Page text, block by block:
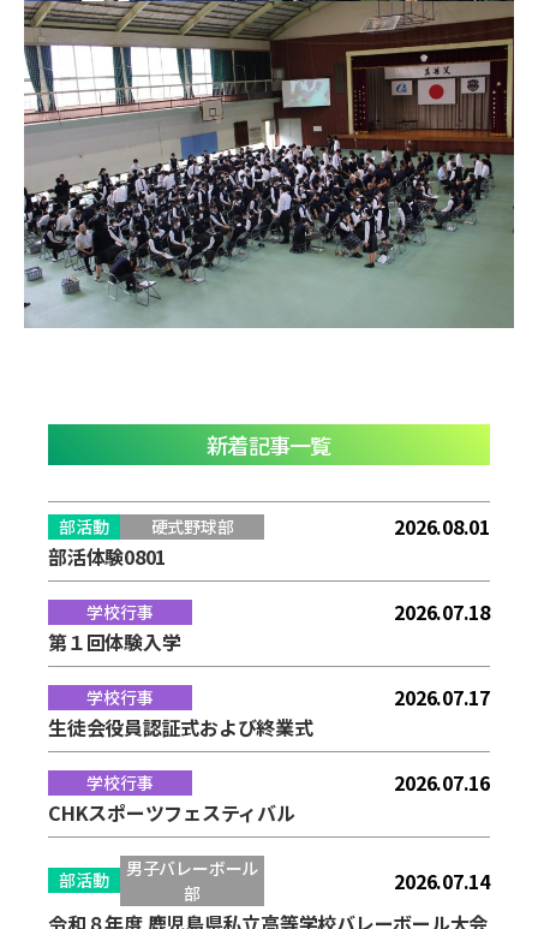
新着記事一覧
部活動 硬式野球部
2026.08.01
部活体験0801
学校行事
2026.07.18
第１回体験入学
学校行事
2026.07.17
生徒会役員認証式および終業式
学校行事
2026.07.16
CHKスポーツフェスティバル
部活動
男子バレーボール
部
2026.07.14
令和８年度 鹿児島県私立高等学校バレーボール大会